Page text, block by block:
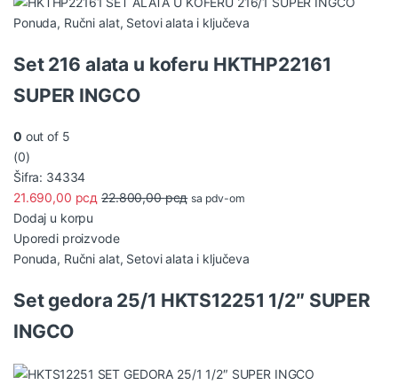
Ponuda, Ručni alat, Setovi alata i ključeva
Set 216 alata u koferu HKTHP22161
SUPER INGCO
0 out of 5
(0)
Šifra: 34334
21.690,00 рсд 22.800,00рсд sa pdv-om
Dodaj u korpu
Uporedi proizvode
Ponuda, Ručni alat, Setovi alata i ključeva
Set gedora 25/1 HKTS12251 1/2″ SUPER
INGCO